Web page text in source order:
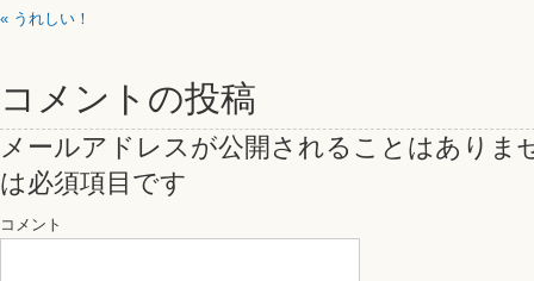
« うれしい！
コメントの投稿
メールアドレスが公開されることはありま
は必須項目です
コメント